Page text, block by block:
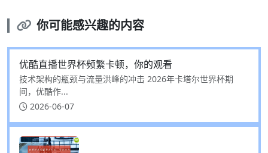
你可能感兴趣的内容
优酷直播世界杯频繁卡顿，你的观看
技术架构的瓶颈与流量洪峰的冲击 2026年卡塔尔世界杯期
间，优酷作...
2026-06-07